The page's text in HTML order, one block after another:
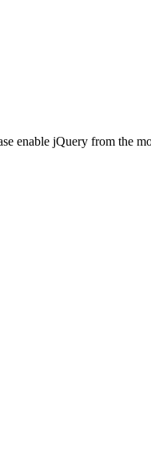
enable jQuery from the